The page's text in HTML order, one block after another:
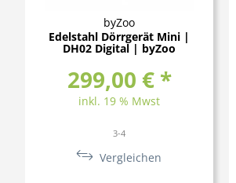
byZoo
Edelstahl Dörrgerät Mini |
DH02 Digital | byZoo
299,00 € *
inkl. 19 % Mwst
3-4
Vergleichen